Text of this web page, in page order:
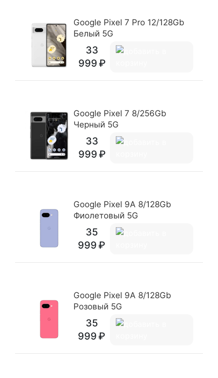
Google Pixel 7 Pro 12/128Gb
Белый 5G
33
999
Google Pixel 7 8/256Gb
Черный 5G
33
999
Google Pixel 9A 8/128Gb
Фиолетовый 5G
35
999
Google Pixel 9A 8/128Gb
Розовый 5G
35
999